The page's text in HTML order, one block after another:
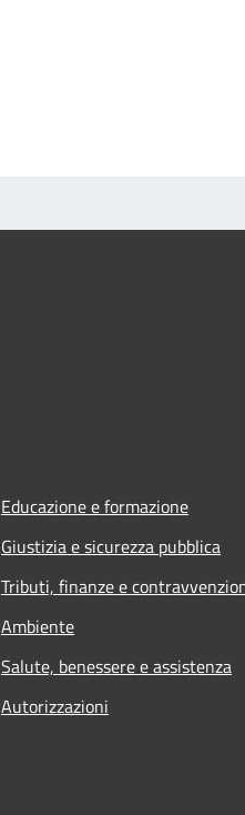
Educazione e formazione
Giustizia e sicurezza pubblica
Tributi, finanze e
Ambiente
Salute, benessere e assistenza
Autorizzazioni